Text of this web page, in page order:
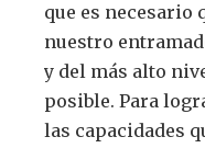
que es necesario
nuestro
y del más alto
posible. Para
las capacidades